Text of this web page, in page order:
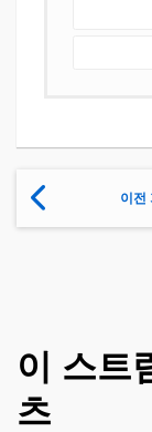
이전
이 스트
츠